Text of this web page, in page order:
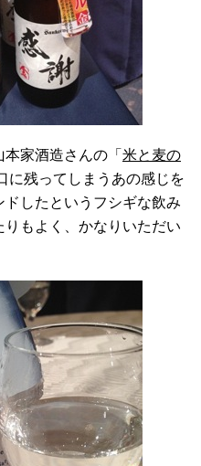
家酒造さんの「 米と麦の
に残ってしまうあの感じを
したというフシギな飲み
もよく、かなりいただい